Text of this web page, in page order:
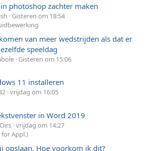
photoshop zachter maken
Gisteren om 18:54
van meer wedstrijden als dat er
speeldag
Gisteren om 15:06
11 installeren
vrijdag om 16:05
in Word 2019
vrijdag om 14:27
for Appl.)
opslaan. Hoe voorkom ik dit?